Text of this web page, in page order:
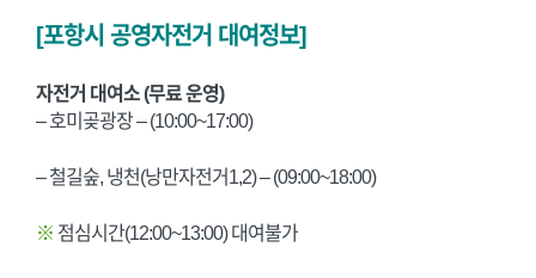
[포항시 공영자전거 대여정보]
자전거 대여소 (무료 운영)
– 호미곶광장 – (10:00~17:00)
– 철길숲, 냉천(낭만자전거1,2) – (09:00~18:00)
※ 점심시간(12:00~13:00) 대여불가